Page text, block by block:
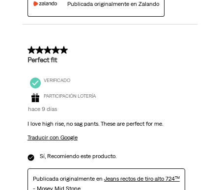
Publicada originalmente en Zalando
5 de 5 estrellas.
Perfect fit
VERIFICADO
PARTICIPACIÓN LOTERÍA
hace 9 días
I love high rise, no sag pants. These are perfect for me.
Traducir con Google
Sí, Recomiendo este producto.
Publicada originalmente en Jeans rectos de tiro alto 724™